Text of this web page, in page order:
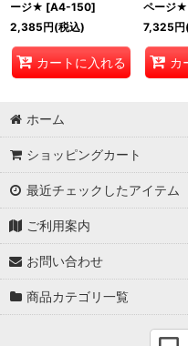
ージ★ [A4-150]
2,385円(税込)
カートに入れる
ページ★
7,325円
カ
ホーム
ショッピングカート
最近チェックしたアイテム
ご利用案内
お問い合わせ
商品カテゴリ一覧